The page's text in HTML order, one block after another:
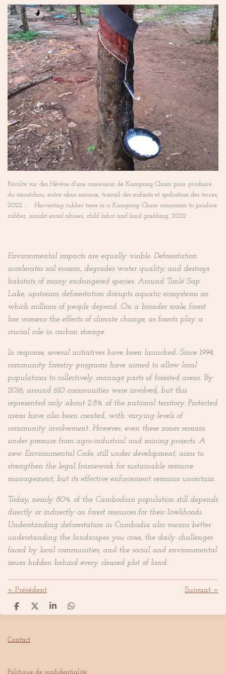
Récolte sur des Hévéas d'une concession de Kampong Cham pour produire
du caoutchou, entre abus sociaux, travail des enfants et spoliation des terres,
2022 -
Harvesting rubber trees in a Kampong Cham concession to produce
rubber, amidst social abuses, child labor and land grabbing, 2022
Environmental impacts are equally visible. Deforestation
accelerates soil erosion, degrades water quality, and destroys
habitats of many endangered species. Around Tonlé Sap
Lake, upstream deforestation disrupts aquatic ecosystems on
which millions of people depend. On a broader scale, forest
loss worsens the effects of climate change, as forests play a
crucial role in carbon storage.
In response, several initiatives have been launched. Since 1994,
community forestry programs have aimed to allow local
populations to collectively manage parts of forested areas. By
2016, around 610 communities were involved, but this
represented only about 2.8% of the national territory. Protected
areas have also been created, with varying levels of
community involvement. However, even these zones remain
under pressure from agro-industrial and mining projects. A
new Environmental Code, still under development, aims to
strengthen the legal framework for sustainable resource
management, but its effective enforcement remains uncertain.
Today, nearly 80% of the Cambodian population still depends
directly or indirectly on forest resources for their livelihoods.
Understanding deforestation in Cambodia also means better
understanding the landscapes you cross, the daily challenges
faced by local communities, and the social and environmental
issues hidden behind every cleared plot of land.
« Précédent Suivant »
P
a
a
P
a
P
a
P
a
Contact
Politique de confidentialité